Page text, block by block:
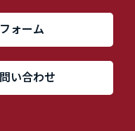
ォーム
い合わせ